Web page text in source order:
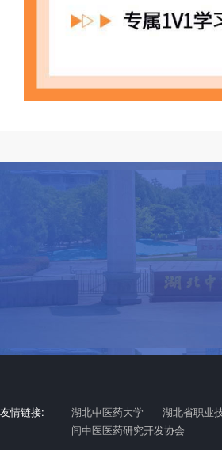
友情链接: 湖北中医药大学 湖北省职业
间中医医药研究开发协会